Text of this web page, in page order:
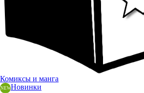
Комиксы и манга
Новинки